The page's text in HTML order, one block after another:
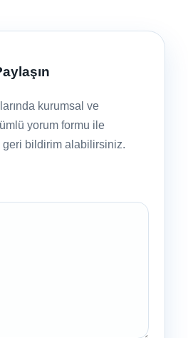
kurumsal ve
yorum formu ile
bildirim alabilirsiniz.